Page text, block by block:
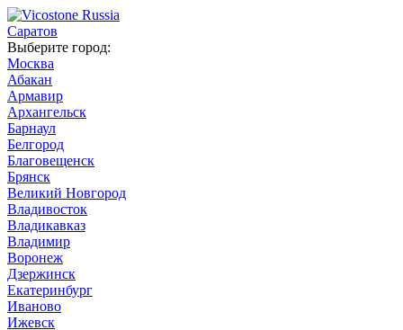
Саратов
Выберите город:
Москва
Абакан
Армавир
Архангельск
Барнаул
Белгород
Благовещенск
Брянск
Великий Новгород
Владивосток
Владикавказ
Владимир
Воронеж
Дзержинск
Екатеринбург
Иваново
Ижевск